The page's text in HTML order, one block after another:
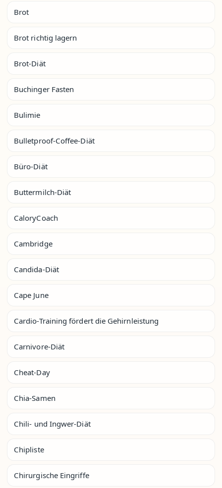
Brot
Brot richtig lagern
Brot-Diät
Buchinger Fasten
Bulimie
Bulletproof-Coffee-Diät
Büro-Diät
Buttermilch-Diät
CaloryCoach
Cambridge
Candida-Diät
Cape June
Cardio-Training fördert die Gehirnleistung
Carnivore-Diät
Cheat-Day
Chia-Samen
Chili- und Ingwer-Diät
Chipliste
Chirurgische Eingriffe